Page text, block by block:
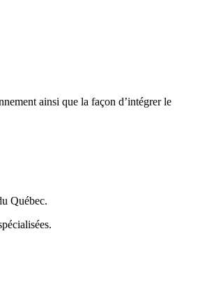
ainsi que la façon d’intégrer le
Québec.